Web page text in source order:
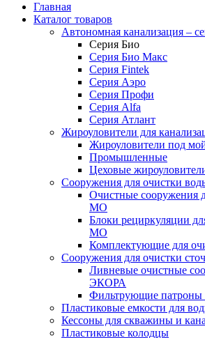
Главная
Каталог товаров
Автономная канализация –
Серия Био
Серия Био Макс
Серия Fintek
Серия Аэро
Серия Профи
Серия Alfa
Серия Атлант
Жироуловители для
Жироуловители под
Промышленные
Цеховые
Сооружения для очистки
Очистные сооружения
МО
Блоки рециркуляции
МО
Комплектующие для
Сооружения для очистки
Ливневые очистные
ЭКОРА
Фильтрующие патроны
Пластиковые емкости для
Кессоны для скважины и
Пластиковые колодцы